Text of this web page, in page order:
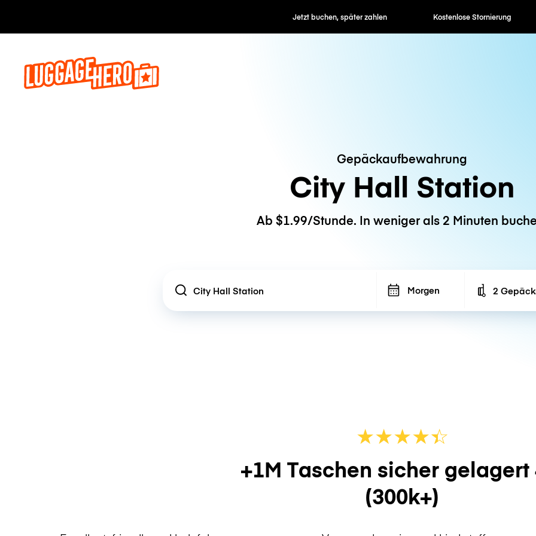
Jetzt buchen, später zahlen Kostenlose Stornierung Stunden- /
Gepäckaufbewahrung
City Hall Station
Ab $1.99/Stunde. In weniger als 2 Minuten
Location Morgen Number of
2
★★★★☆
★
+1M Taschen sicher gelagert
(300k+)